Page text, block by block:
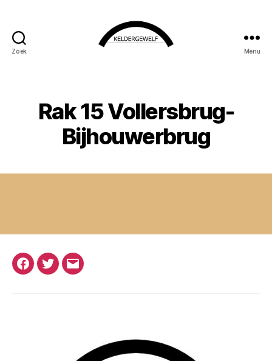
Zoek Menu
Rak 15 Vollersbrug-
Bijhouwerbrug
Facebook
Twitter
E-